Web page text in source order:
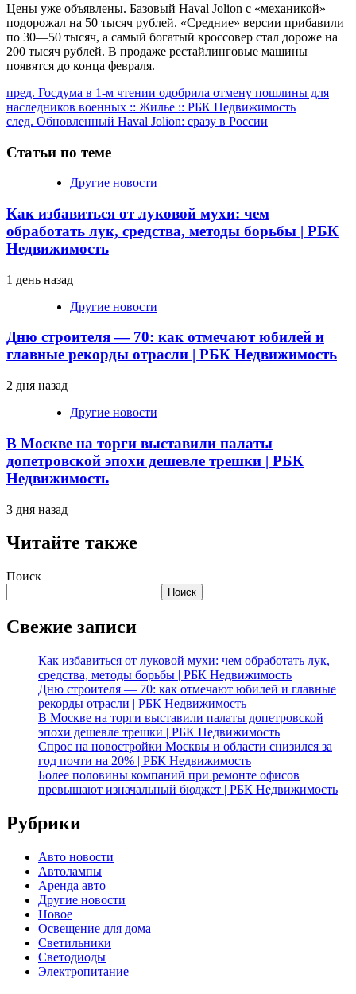
Цены уже объявлены. Базовый Haval Jolion с «механикой»
подорожал на 50 тысяч рублей. «Средние» версии прибавили
по 30—50 тысяч, а самый богатый кроссовер стал дороже на
200 тысяч рублей. В продаже рестайлинговые машины
появятся до конца февраля.
Продолжить
чтение
пред. Госдума в 1-м чтении одобрила отмену пошлины для
наследников военных :: Жилье :: РБК Недвижимость
след. Обновленный Haval Jolion: сразу в России
Статьи по теме
Другие новости
Как избавиться от луковой мухи: чем
обработать лук, средства, методы борьбы | РБК
Недвижимость
1 день назад
Другие новости
Дню строителя — 70: как отмечают юбилей и
главные рекорды отрасли | РБК Недвижимость
2 дня назад
Другие новости
В Москве на торги выставили палаты
допетровской эпохи дешевле трешки | РБК
Недвижимость
3 дня назад
Читайте также
Поиск
Поиск
Свежие записи
Как избавиться от луковой мухи: чем обработать лук,
средства, методы борьбы | РБК Недвижимость
Дню строителя — 70: как отмечают юбилей и главные
рекорды отрасли | РБК Недвижимость
В Москве на торги выставили палаты допетровской
эпохи дешевле трешки | РБК Недвижимость
Спрос на новостройки Москвы и области снизился за
год почти на 20% | РБК Недвижимость
Более половины компаний при ремонте офисов
превышают изначальный бюджет | РБК Недвижимость
Рубрики
Авто новости
Автолампы
Аренда авто
Другие новости
Новое
Освещение для дома
Светильники
Светодиоды
Электропитание